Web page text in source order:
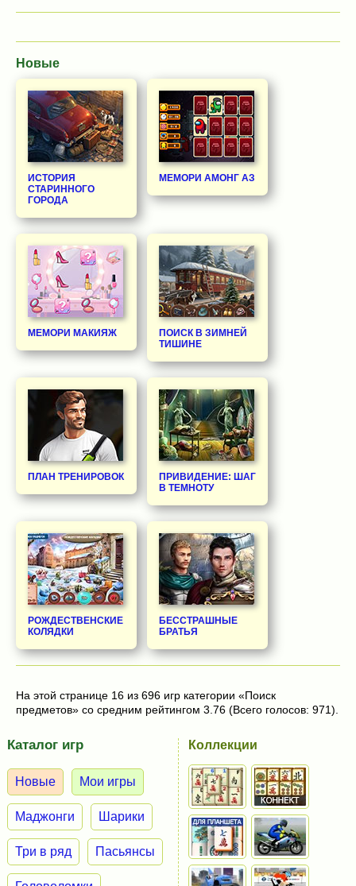
Новые
ИСТОРИЯ
СТАРИННОГО
ГОРОДА
МЕМОРИ АМОНГ АЗ
МЕМОРИ МАКИЯЖ
ПОИСК В ЗИМНЕЙ
ТИШИНЕ
ПЛАН ТРЕНИРОВОК
ПРИВИДЕНИЕ: ШАГ
В ТЕМНОТУ
РОЖДЕСТВЕНСКИЕ
КОЛЯДКИ
БЕССТРАШНЫЕ
БРАТЬЯ
На этой странице 16 из 696 игр категории «Поиск
предметов» со средним рейтингом 3.76 (Всего голосов: 971).
Каталог игр
Новые Мои игры
Маджонги Шарики
Три в ряд Пасьянсы
Коллекции